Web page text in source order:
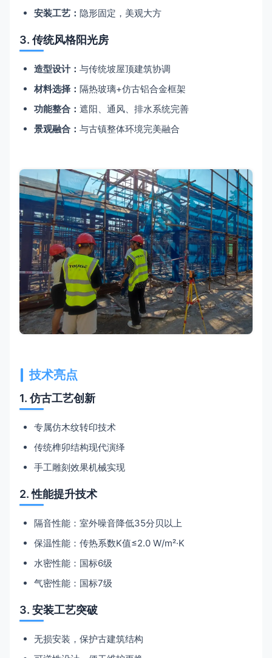
安装工艺： 隐形固定，美观大方
3. 传统风格阳光房
造型设计： 与传统坡屋顶建筑协调
材料选择： 隔热玻璃+仿古铝合金框架
功能整合： 遮阳、通风、排水系统完善
景观融合： 与古镇整体环境完美融合
技术亮点
1. 仿古工艺创新
专属仿木纹转印技术
传统榫卯结构现代演绎
手工雕刻效果机械实现
2. 性能提升技术
隔音性能：室外噪音降低35分贝以上
保温性能：传热系数K值≤2.0 W/m²·K
水密性能：国标6级
气密性能：国标7级
3. 安装工艺突破
无损安装，保护古建筑结构